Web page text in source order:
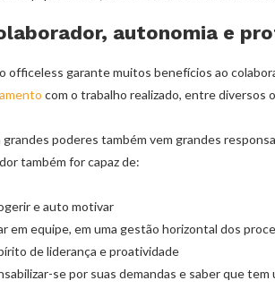
autonomia e
officeless garante muitos benefícios ao
com o trabalho realizado, entre diversos
grandes poderes também vem grandes
também for capaz de:
e auto motivar
em equipe, em uma gestão horizontal dos
de liderança e proatividade
se por suas demandas e saber que